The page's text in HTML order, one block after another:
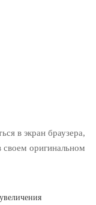
в экран браузера,
своем оригинальном